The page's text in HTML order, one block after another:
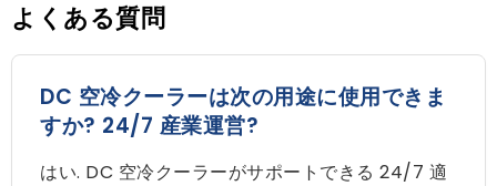
よくある質問
DC 空冷クーラーは次の用途に使用できま
すか? 24/7 産業運営?
はい. DC 空冷クーラーがサポートできる 24/7 適